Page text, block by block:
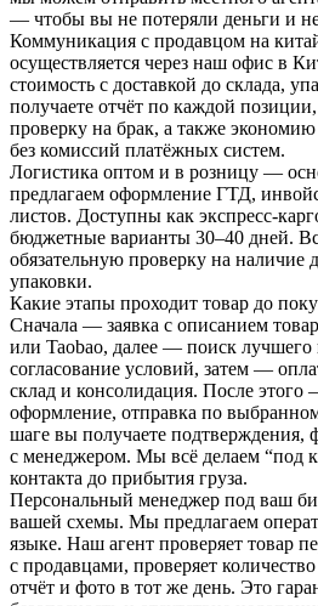
— чтобы вы не потеряли деньги и
Коммуникация с продавцом на
осуществляется через наш офис в
стоимость с доставкой до склада,
получаете отчёт по каждой
проверку на брак, а также
без комиссий платёжных систем.
Логистика оптом и в розницу —
предлагаем оформление ГТД,
листов. Доступны как экспресс-
бюджетные варианты 30–40 дней.
обязательную проверку на наличие
упаковки.
Какие этапы проходит товар до
Сначала — заявка с описанием
или Taobao, далее — поиск лучшего
согласование условий, затем —
склад и консолидация. После этого
оформление, отправка по
шаге вы получаете подтверждения,
с менеджером. Мы всё делаем “под
контакта до прибытия груза.
Персональный менеджер под ваш
вашей схемы. Мы предлагаем
языке. Наш агент проверяет товар
с продавцами, проверяет
отчёт и фото в тот же день. Это